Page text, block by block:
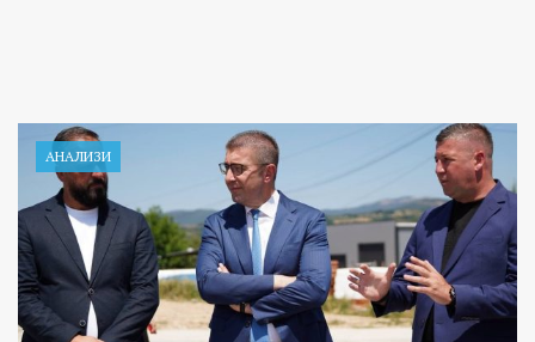
АНАЛИЗИ